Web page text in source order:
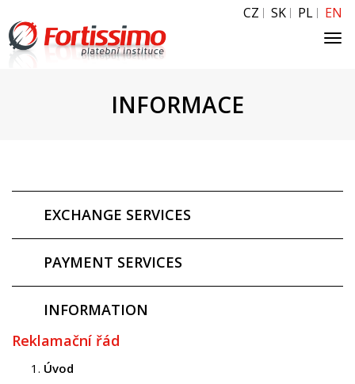
CZ SK PL EN
INFORMACE
EXCHANGE SERVICES
PAYMENT SERVICES
INFORMATION
Reklamační řád
Úvod